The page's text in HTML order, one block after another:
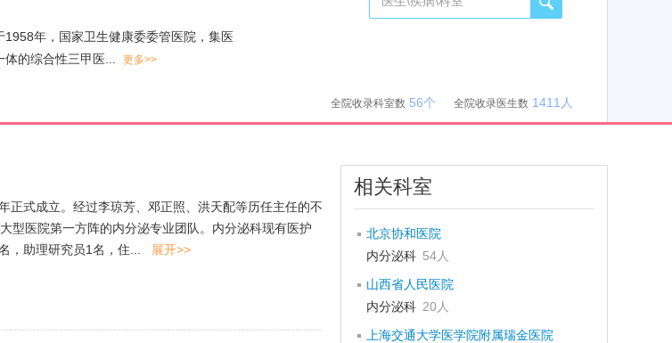
1958年，国家卫生健康委委管医院，集医
体的综合性三甲医... 更多>>
全院收录科室数 56个 全院收录医生数 1411人
式成立。经过李琼芳、邓正照、洪天配等历任主任的不
型医院第一方阵的内分泌专业团队。内分泌科现有医护
，助理研究员1名，住...
展开>>
相关科室
北京协和医院
内分泌科 54人
山西省人民医院
内分泌科 20人
上海交通大学医学院附属瑞金医院